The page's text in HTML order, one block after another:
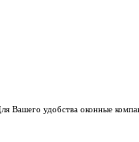
Вашего удобства оконные